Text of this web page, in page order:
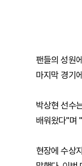
팬들의 성원
마지막 경기
박상현 선수
배워왔다"며
현장에 수상